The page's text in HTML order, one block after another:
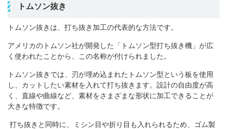
トムソン抜き
トムソン抜きは、打ち抜き加工の代表的な方法です。
アメリカのトムソン社が開発した「トムソン型打ち抜き機」が広
く使われたことから、この名称が付けられました。
トムソン抜きでは、刃が埋め込まれたトムソン型という板を使用
し、カットしたい素材を入れて打ち抜きます。設計の自由度が高
く、直線や曲線など、素材をさまざまな形状に加工できることが
大きな特徴です。
打ち抜きと同時に、ミシン目や折り目も入れられるため、ゴム製